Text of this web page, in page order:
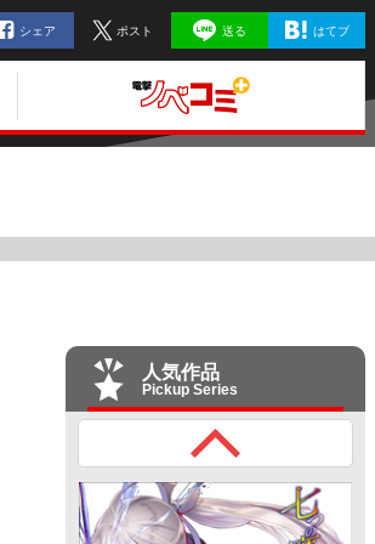
シェア ポスト 送る はてブ
人気作品
Pickup Series